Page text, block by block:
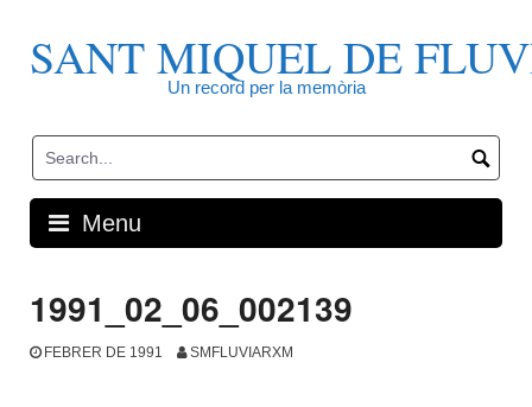
contentSANT MIQUEL DE
Un record per la memòria
Menu
1991_02_06_002139
FEBRER DE 1991 SMFLUVIARXM